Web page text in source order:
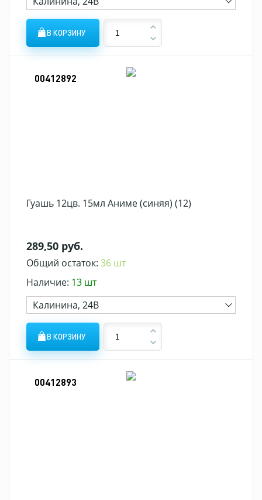
В КОРЗИНУ
00412892
Гуашь 12цв. 15мл Аниме (синяя) (12)
289,50 руб.
Общий остаток: 36 шт
Наличие: 13 шт
Калинина, 24В
В КОРЗИНУ
00412893